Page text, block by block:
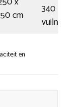
cm
340
en